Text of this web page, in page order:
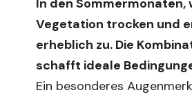
Vegetation trocken und
erheblich zu. Die
schafft ideale
Ein besonderes